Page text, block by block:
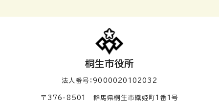
桐生市役所
法人番号：9000020102032
〒376-8501 群馬県桐生市織姫町1番1号